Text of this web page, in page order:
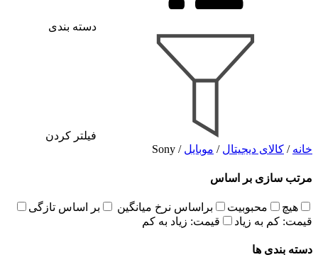
دسته بندی
فیلتر کردن
خانه / کالای دیجیتال / موبایل / Sony
مرتب سازی بر اساس
هیچ محبوبیت براساس نرخ میانگین
بر اساس تازگی
قیمت: کم به زیاد
قیمت: زیاد به کم
دسته بندی ها